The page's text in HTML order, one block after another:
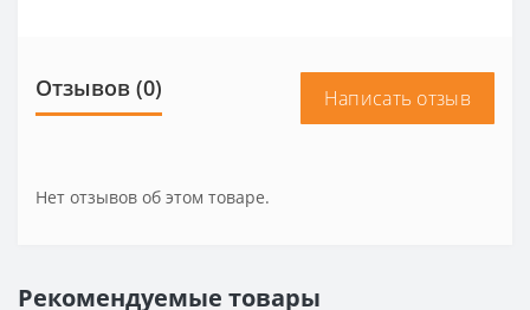
Отзывов (0) Написать отзыв
Нет отзывов об этом товаре.
Рекомендуемые товары